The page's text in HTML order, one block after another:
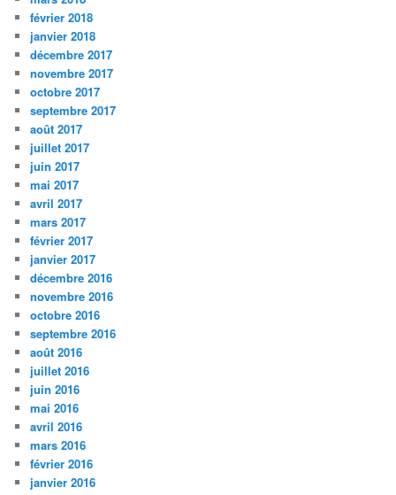
février 2018
janvier 2018
décembre 2017
novembre 2017
octobre 2017
septembre 2017
août 2017
juillet 2017
juin 2017
mai 2017
avril 2017
mars 2017
février 2017
janvier 2017
décembre 2016
novembre 2016
octobre 2016
septembre 2016
août 2016
juillet 2016
juin 2016
mai 2016
avril 2016
mars 2016
février 2016
janvier 2016